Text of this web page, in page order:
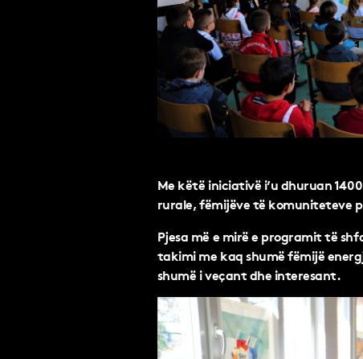
Me këtë iniciativë i’u dhuruan
rurale, fëmijëve të komuniteteve
Pjesa më e mirë e programit të
takimi me kaq shumë fëmijë
shumë i veçant dhe interesant.